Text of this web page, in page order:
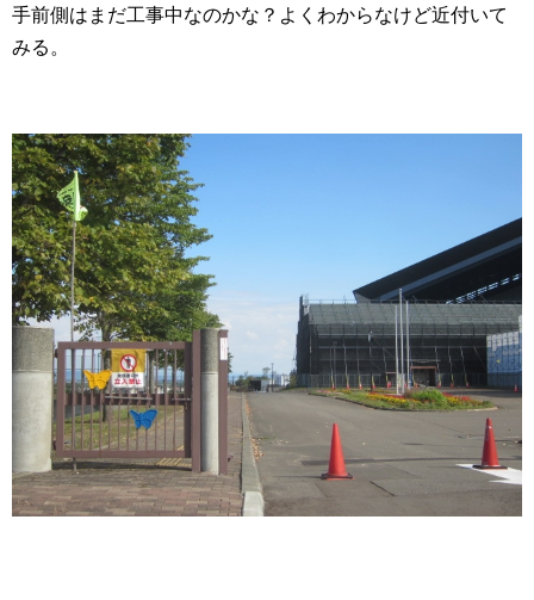
手前側はまだ工事中なのかな？よくわからなけど近付いて
みる。